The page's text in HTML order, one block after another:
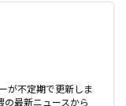
が不定期で更新しま
の最新ニュースから